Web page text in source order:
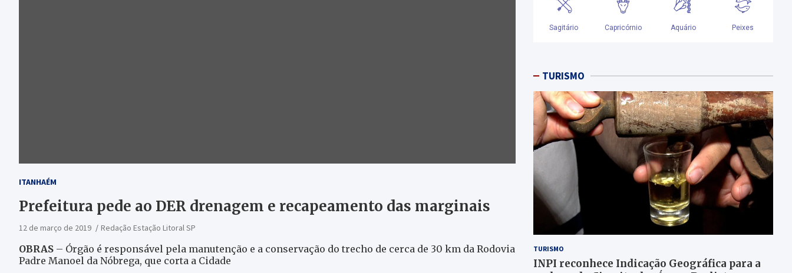
ITANHAÉM
Prefeitura pede ao DER drenagem e recapeamento das marginais
12 de março de 2019 Redação Estação Litoral SP
OBRAS – Órgão é responsável pela manutenção e a conservação do trecho de cerca de 30 km da Rodovia
Padre Manoel da Nóbrega, que corta a Cidade
TURISMO
TURISMO
INPI reconhece Indicação Geográfica para a